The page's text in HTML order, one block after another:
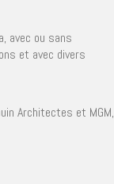
avec ou sans
et avec divers
Architectes et MGM,